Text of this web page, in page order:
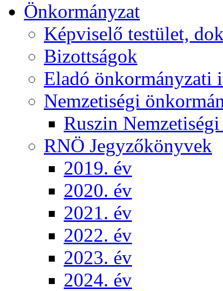
Önkormányzat
Képviselő testület,
Bizottságok
Eladó önkormányzati
Nemzetiségi
Ruszin
RNÖ Jegyzőkönyvek
2019. év
2020. év
2021. év
2022. év
2023. év
2024. év